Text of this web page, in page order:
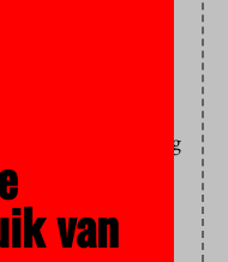
SP. Inmiddels zijn
oud-studenten
zoek. In 2013
gehengeld, vorig
zelfs meer dan
van